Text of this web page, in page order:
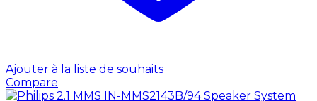
Ajouter à la liste de souhaits
Compare